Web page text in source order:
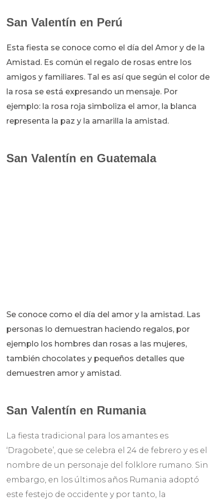
San Valentín en Perú
Esta fiesta se conoce como el día del Amor y de la
Amistad. Es común el regalo de rosas entre los
amigos y familiares. Tal es así que según el color de
la rosa se está expresando un mensaje. Por
ejemplo: la rosa roja simboliza el amor, la blanca
representa la paz y la amarilla la amistad.
San Valentín en Guatemala
Se conoce como el día del amor y la amistad. Las
personas lo demuestran haciendo regalos, por
ejemplo los hombres dan rosas a las mujeres,
también chocolates y pequeños detalles que
demuestren amor y amistad.
San Valentín en Rumania
La fiesta tradicional para los amantes es
‘Dragobete’, que se celebra el 24 de febrero y es el
nombre de un personaje del folklore rumano. Sin
embargo, en los últimos años Rumania adoptó
este festejo de occidente y por tanto, la